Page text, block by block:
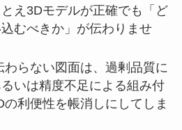
え3Dモデルが正確でも「ど
むべきか」が伝わりませ
わらない図面は、過剰品質に
いは精度不足による組み付
利便性を帳消しにしてしま